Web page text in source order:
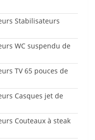
Stabilisateurs
WC suspendu de
TV 65 pouces de
Casques jet de
Couteaux à steak